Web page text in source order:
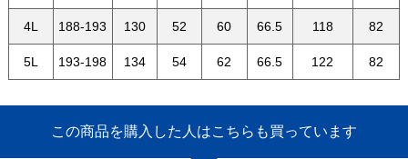
4L 188-193 130 52 60 66.5 118 82
5L 193-198 134 54 62 66.5 122 82
この商品を購入した人はこちらも買っています